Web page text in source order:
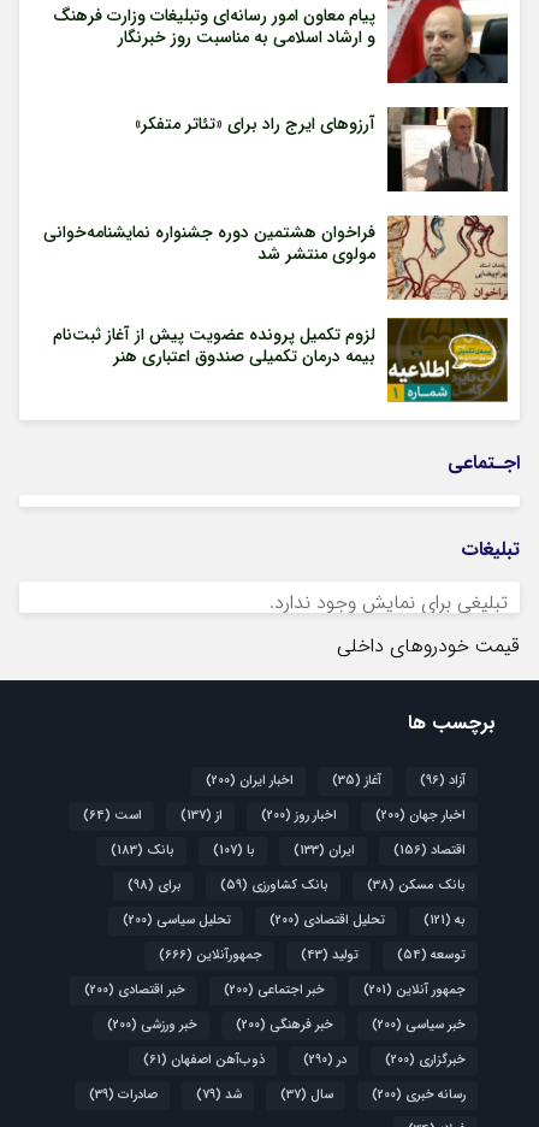
پیام معاون امور رسانه‌ای وتبلیغات وزارت فرهنگ
و ارشاد اسلامی به مناسبت روز خبرنگار
آرزوهای ایرج راد برای «تئاتر متفکر»
فراخوان هشتمین دوره جشنواره نمایشنامه‌خوانی
مولوی منتشر شد
لزوم تکمیل پرونده عضویت پیش از آغاز ثبت‌نام
بیمه درمان تکمیلی صندوق اعتباری هنر
اجـتماعی
تبلیغات
تبلیغی برای نمایش وجود ندارد.
قیمت خودروهای داخلی
برچسب ها
آزاد (96) آغاز (35) اخبار ایران (200)
اخبار جهان (200) اخبار روز (200) از (137) است (64)
اقتصاد (156) ایران (133) با (107) بانک (183)
بانک مسکن (38) بانک کشاورزی (59) برای (98)
به (121) تحلیل اقتصادی (200) تحلیل سیاسی (200)
توسعه (54) تولید (43) جمهورآنلاین (666)
جمهور آنلاین (201) خبر اجتماعی (200) خبر اقتصادی (200)
خبر سیاسی (200) خبر فرهنگی (200) خبر ورزشی (200)
خبرگزاری (200) در (290) ذوب‌آهن اصفهان (61)
رسانه خبری (200) سال (37) شد (79) صادرات (39)